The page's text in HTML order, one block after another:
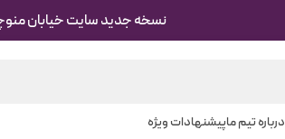
نسخه جدید سایت خیابان
درباره تیم ماپیشنهادات ویژه